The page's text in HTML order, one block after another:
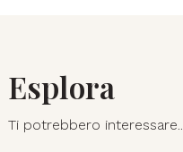
Esplora
Ti potrebbero interessare..